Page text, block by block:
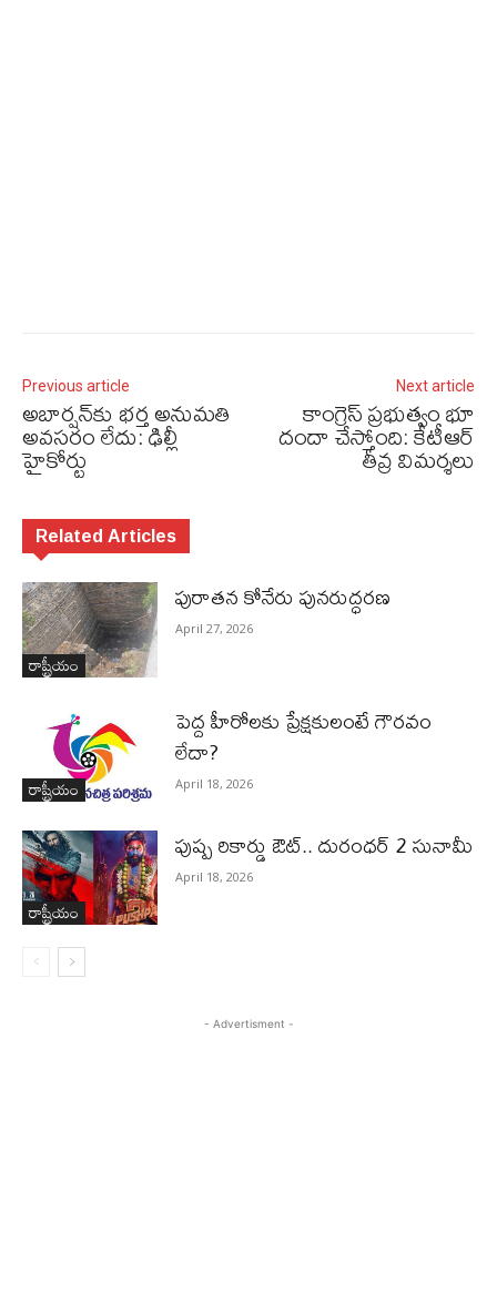
Previous article
అబార్షన్‌కు భర్త అనుమతి
అవసరం లేదు: ఢిల్లీ
హైకోర్టు
Next article
కాంగ్రెస్‌ ప్రభుత్వం భూ
దందా చేస్తోంది: కేటీఆర్‌
తీవ్ర విమర్శలు
Related Articles
రాష్ట్రీయం
పురాత‌న కోనేరు పున‌రుద్ధ‌ర‌ణ
April 27, 2026
రాష్ట్రీయం
పెద్ద హీరోల‌కు ప్రేక్ష‌కులంటే గౌర‌వం
లేదా?
April 18, 2026
రాష్ట్రీయం
పుష్ప రికార్డు ఔట్‌.. దురంధ‌ర్ 2 సునామీ
April 18, 2026
- Advertisment -